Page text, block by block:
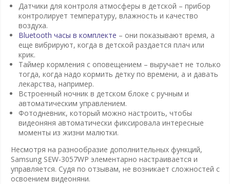
Датчики для контроля атмосферы в детской – прибор
контролирует температуру, влажность и качество
воздуха.
Bluetooth часы в комплекте – они показывают время, а
еще вибрируют, когда в детской раздается плач или
крик.
Таймер кормления с оповещением – выручает не только
тогда, когда надо кормить детку по времени, а и давать
лекарства, например.
Встроенный ночник в детском блоке с ручным и
автоматическим управлением.
Фотодневник, который можно настроить, чтобы
видеоняня автоматически фиксировала интересные
моменты из жизни малютки.
Несмотря на разнообразие дополнительных функций,
Samsung SEW-3057WP элементарно настраивается и
управляется. Судя по отзывам, не возникает сложностей с
освоением видеоняни.